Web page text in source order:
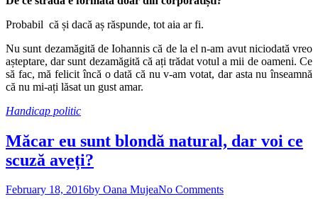
Probabil că și dacă aș răspunde, tot aia ar fi.
Nu sunt dezamăgită de Iohannis că de la el n-am avut niciodată vreo
așteptare, dar sunt dezamăgită că ați trădat votul a mii de oameni. Ce
să fac, mă felicit încă o dată că nu v-am votat, dar asta nu înseamnă
că nu mi-ați lăsat un gust amar.
Handicap politic
Măcar eu sunt blondă natural, dar voi ce
scuză aveți?
February 18, 2016by Oana MujeaNo Comments